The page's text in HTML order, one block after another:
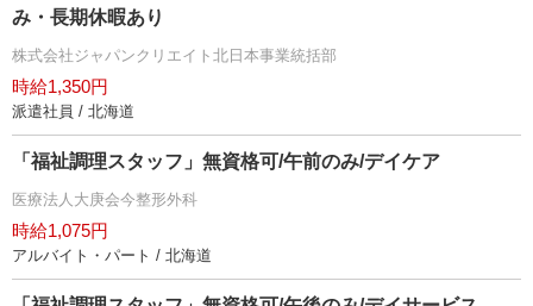
み・長期休暇あり
株式会社ジャパンクリエイト北日本事業統括部
時給1,350円
派遣社員 / 北海道
「福祉調理スタッフ」無資格可/午前のみ/デイケア
医療法人大庚会今整形外科
時給1,075円
アルバイト・パート / 北海道